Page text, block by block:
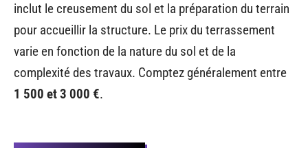
inclut le creusement du sol et la préparation du terrain
pour accueillir la structure. Le prix du terrassement
varie en fonction de la nature du sol et de la
complexité des travaux. Comptez généralement entre
1 500 et 3 000 €.